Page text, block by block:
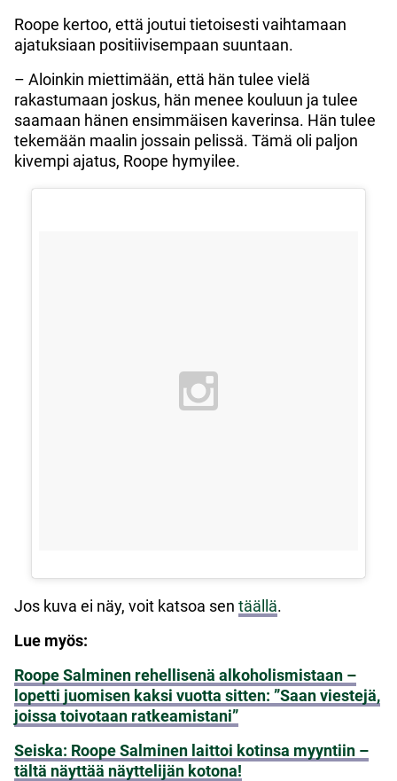
Roope kertoo, että joutui tietoisesti vaihtamaan
ajatuksiaan positiivisempaan suuntaan.
– Aloinkin miettimään, että hän tulee vielä
rakastumaan joskus, hän menee kouluun ja tulee
saamaan hänen ensimmäisen kaverinsa. Hän tulee
tekemään maalin jossain pelissä. Tämä oli paljon
kivempi ajatus, Roope hymyilee.
Jos kuva ei näy, voit katsoa sen täällä.
Lue myös:
Roope Salminen rehellisenä alkoholismistaan –
lopetti juomisen kaksi vuotta sitten: ”Saan viestejä,
joissa toivotaan ratkeamistani”
Seiska: Roope Salminen laittoi kotinsa myyntiin –
tältä näyttää näyttelijän kotona!